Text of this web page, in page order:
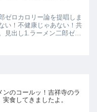
ゼロカロリー論を提唱しま
い！不健康じゃあない！共
見出し1.ラーメン二郎ゼロ
ンのコールッ！吉祥寺のラ
食してきましたよ。